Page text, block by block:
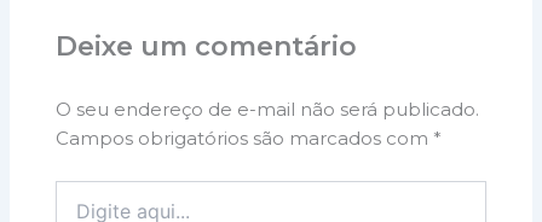
Deixe um comentário
O seu endereço de e-mail não será publicado.
Campos obrigatórios são marcados com *
aqui...